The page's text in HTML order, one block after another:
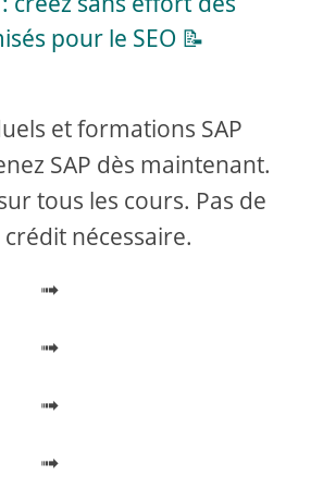
V
i
e
o
pour le SEO 📝
et formations SAP
SAP dès maintenant.
tous les cours. Pas de
nécessaire.
➟
➟
➟
➟